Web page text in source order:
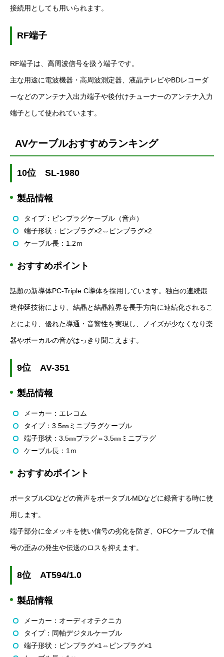
接続用としても用いられます。
RF端子
RF端子は、高周波信号を扱う端子です。
主な用途に電波機器・高周波測定器、液晶テレビやBDレコーダ
ーなどのアンテナ入出力端子や後付けチューナーのアンテナ入力
端子として使われています。
AVケーブルおすすめランキング
10位 SL-1980
製品情報
タイプ：ピンプラグケーブル（音声）
端子形状：ピンプラグ×2 ⇔ピンプラグ×2
ケーブル長： 1.2ｍ
おすすめポイント
話題の新導体PC-Triple C導体を採用しています。独自の連続鍛
造伸延技術により、結晶と結晶粒界を長手方向に連続化されるこ
とにより、優れた導通・音響性を実現し、ノイズが少なくなり楽
器やボーカルの音がはっきり聞こえます。
9位 AV-351
製品情報
メーカー：エレコム
タイプ： 3.5㎜ミニプラグケーブル
端子形状： 3.5㎜プラグ⇔3.5㎜ミニプラグ
ケーブル長： 1 ｍ
おすすめポイント
ポータブルCDなどの音声をポータブルMDなどに録音する時に使
用します。
端子部分に金メッキを使い信号の劣化を防ぎ、 OFCケーブルで信
号の歪みの発生や伝送のロスを抑えます。
8位 AT594/1.0
製品情報
メーカー：オーディオテクニカ
タイプ：同軸デジタルケーブル
端子形状：ピンプラグ×1 ⇔ピンプラグ×1